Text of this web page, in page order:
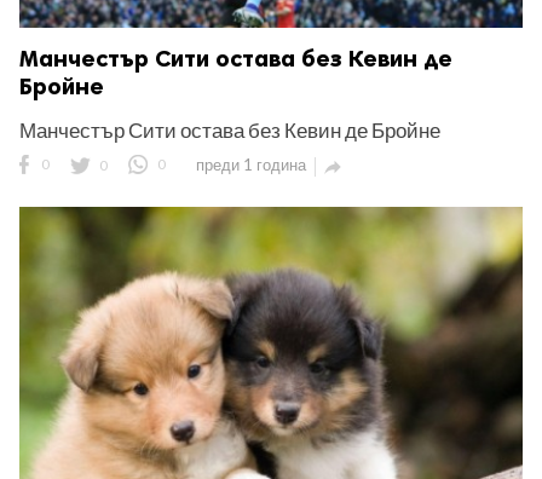
Манчестър Сити остава без Кевин де
Бройне
Манчестър Сити остава без Кевин де Бройне
0 0 0 преди 1 година 